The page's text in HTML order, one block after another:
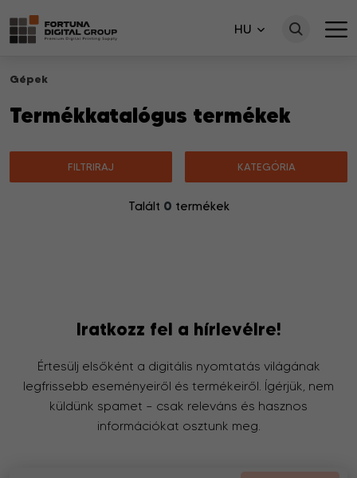
HU
Gépek
Termékkatalógus termékek
FILTRIRAJ KATEGÓRIA
Talált 0 termékek
Iratkozz fel a hírlevélre!
Értesülj elsőként a digitális nyomtatás világának
legfrissebb eseményeiről és termékeiről. Ígérjük, nem
küldünk spamet – csak releváns és hasznos
információkat osztunk meg.